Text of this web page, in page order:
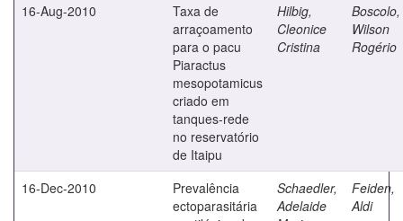
16-Aug-2010
Taxa de
arraçoamento
para o pacu
Piaractus
mesopotamicus
criado em
tanques-rede
no reservatório
de Itaipu
Hilbig,
Cleonice
Cristina
Boscolo,
Wilson
Rogério
16-Dec-2010
Prevalência
ectoparasitária
Schaedler,
Adelaide
Feiden,
Aldi